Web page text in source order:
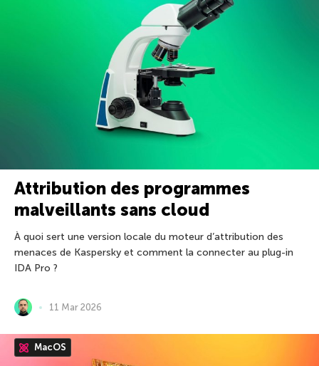
Attribution des programmes
malveillants sans cloud
À quoi sert une version locale du moteur d’attribution des
menaces de Kaspersky et comment la connecter au plug-in
IDA Pro ?
11 Mar 2026
MacOS